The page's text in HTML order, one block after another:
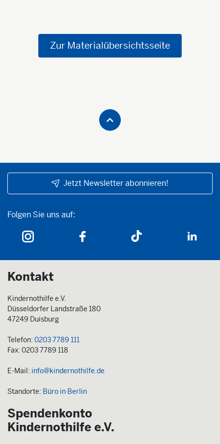
Zur Materialübersichtsseite
Jetzt Newsletter abonnieren!
Folgen Sie uns auf:
Folgen Sie uns auf:
Kontakt
Kindernothilfe e.V.
Düsseldorfer Landstraße 180
47249 Duisburg
Telefon: 0203 7789 111
Fax: 0203 7789 118
E-Mail: info@kindernothilfe.de
Standorte: Büro in Berlin
Spendenkonto
Kindernothilfe e.V.